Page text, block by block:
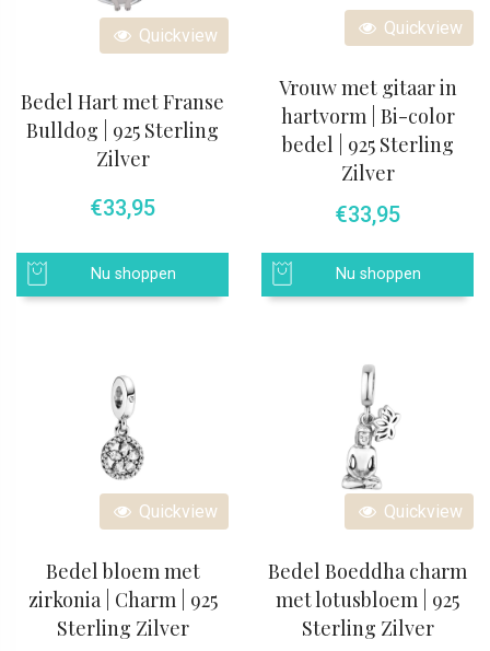
Quickview
Bedel Hart met Franse
Bulldog | 925 Sterling
Zilver
€33,95
Nu shoppen
Quickview
Vrouw met gitaar in
hartvorm | Bi-color
bedel | 925 Sterling
Zilver
€33,95
Nu shoppen
Quickview
Bedel bloem met
zirkonia | Charm | 925
Sterling Zilver
Quickview
Bedel Boeddha charm
met lotusbloem | 925
Sterling Zilver